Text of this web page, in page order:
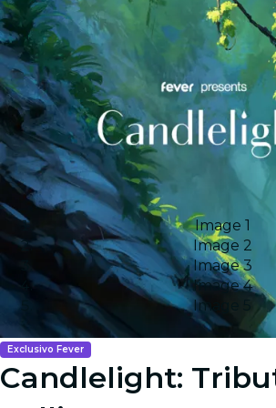
Image 1
Image 2
Image 3
Image 4
Image 5
Exclusivo Fever
Candlelight: